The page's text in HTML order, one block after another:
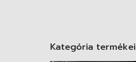
Kategória termékei